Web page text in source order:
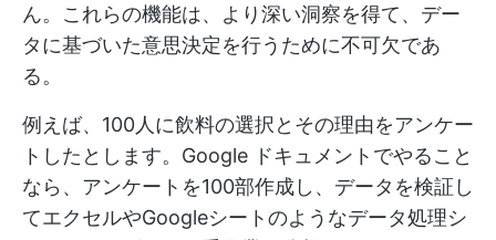
ん。これらの機能は、より深い洞察を得て、デー
タに基づいた意思決定を行うために不可欠であ
る。
例えば、100人に飲料の選択とその理由をアンケー
トしたとします。Google ドキュメントでやること
なら、アンケートを100部作成し、データを検証し
てエクセルやGoogleシートのようなデータ処理シ